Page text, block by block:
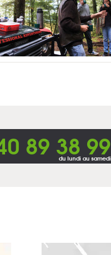
89 38 99
du lundi au samedi